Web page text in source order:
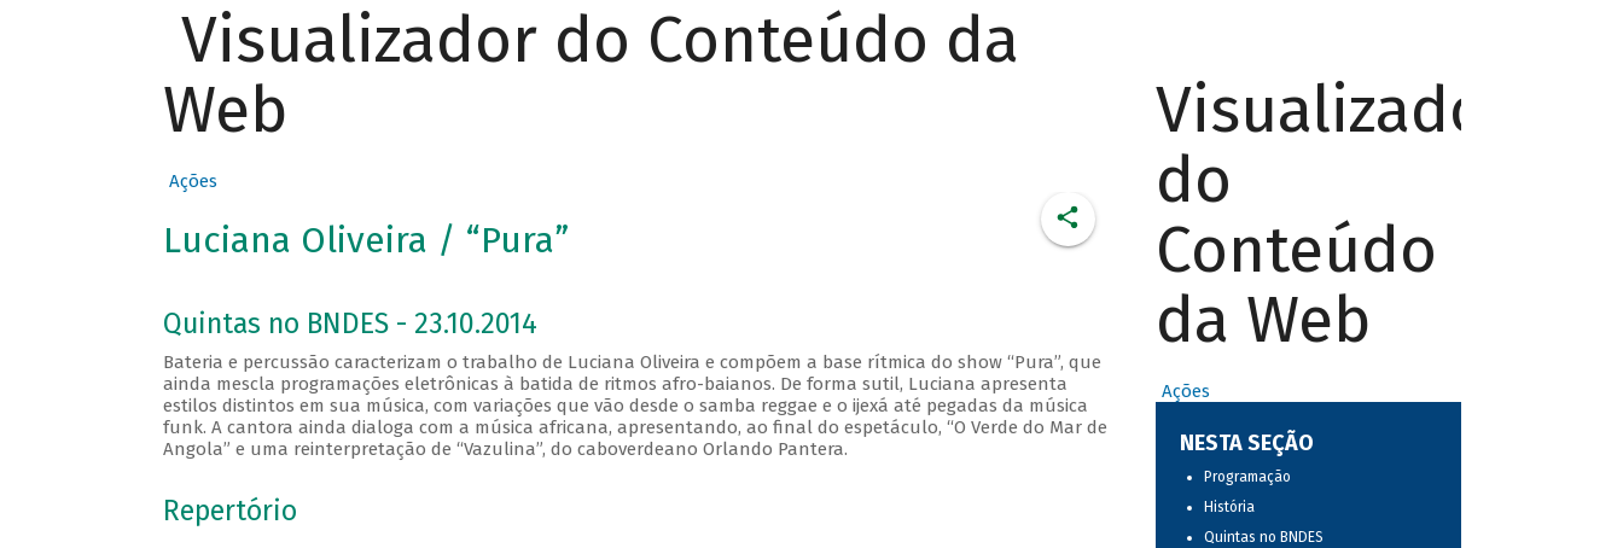
Visualizador do Conteúdo da
Web
Ações
Luciana Oliveira / “Pura”
Quintas no BNDES - 23.10.2014
Bateria e percussão caracterizam o trabalho de Luciana Oliveira e compõem a base rítmica do show “Pura”, que
ainda mescla programações eletrônicas à batida de ritmos afro-baianos. De forma sutil, Luciana apresenta
estilos distintos em sua música, com variações que vão desde o samba reggae e o ijexá até pegadas da música
funk. A cantora ainda dialoga com a música africana, apresentando, ao final do espetáculo, “O Verde do Mar de
Angola” e uma reinterpretação de “Vazulina”, do caboverdeano Orlando Pantera.
Repertório
Visualizador
do
Conteúdo
da Web
Ações
NESTA SEÇÃO
Programação
História
Quintas no BNDES